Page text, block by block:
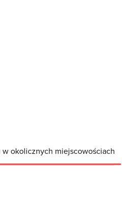
okolicznych miejscowościach